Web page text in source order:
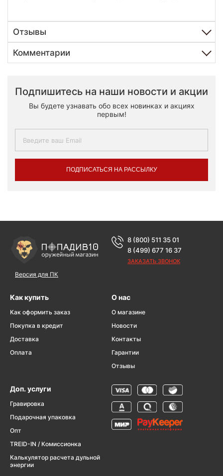
Отзывы
Комментарии
Подпишитесь на наши новости и акции
Вы будете узнавать обо всех новинках и акциях
первым!
ПОДПИСАТЬСЯ НА РАССЫЛКУ
Версия для ПК
8 (800) 511 35 01
8 (499) 677 16 37
ЗАКАЗАТЬ ЗВОНОК
Как купить
Как оформить заказ
Покупка в кредит
Доставка
Оплата
О нас
О магазине
Новости
Контакты
Гарантии
Отзывы
Доп. услуги
Гравировка
Подарочная упаковка
Опт
TREID-IN / Комиссионка
Калькулятор расчета дульной
энергии